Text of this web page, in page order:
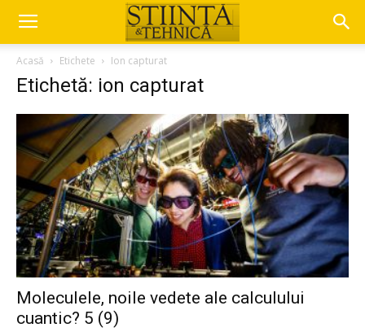
Acasă Etichete Ion capturat
Etichetă: ion capturat
Moleculele, noile vedete ale calculului
cuantic? 5 (9)